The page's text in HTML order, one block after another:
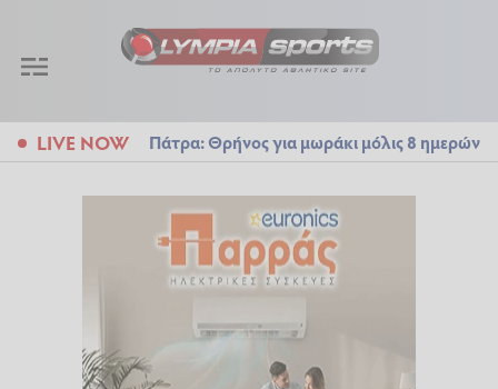
LIVE NOW Πάτρα: Θρήνος για μωράκι μόλις 8 ημερών